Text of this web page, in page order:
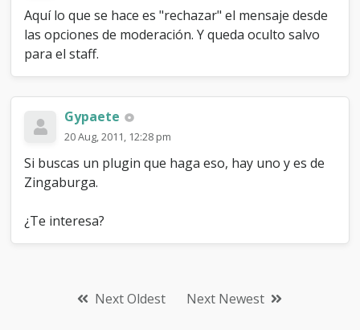
Aquí lo que se hace es "rechazar" el mensaje desde
las opciones de moderación. Y queda oculto salvo
para el staff.
Gypaete
20 Aug, 2011, 12:28 pm
Si buscas un plugin que haga eso, hay uno y es de
Zingaburga.
¿Te interesa?
Next Oldest Next Newest